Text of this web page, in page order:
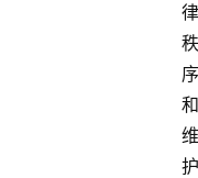
律
秩
序
和
维
护